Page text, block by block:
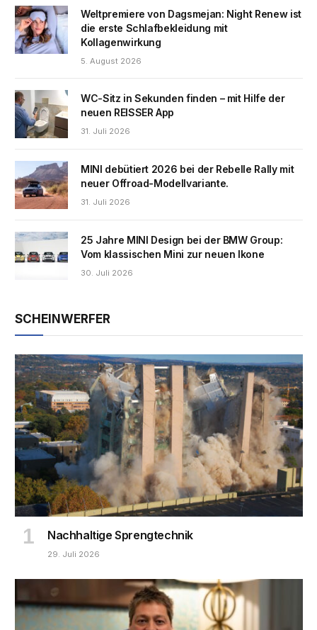
Weltpremiere von Dagsmejan: Night Renew ist
die erste Schlafbekleidung mit
Kollagenwirkung
5. August 2026
WC-Sitz in Sekunden finden – mit Hilfe der
neuen REISSER App
31. Juli 2026
MINI debütiert 2026 bei der Rebelle Rally mit
neuer Offroad-Modellvariante.
31. Juli 2026
25 Jahre MINI Design bei der BMW Group:
Vom klassischen Mini zur neuen Ikone
30. Juli 2026
SCHEINWERFER
Nachhaltige Sprengtechnik
29. Juli 2026